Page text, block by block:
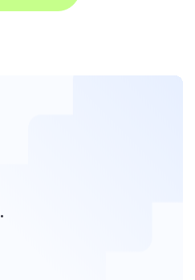
.